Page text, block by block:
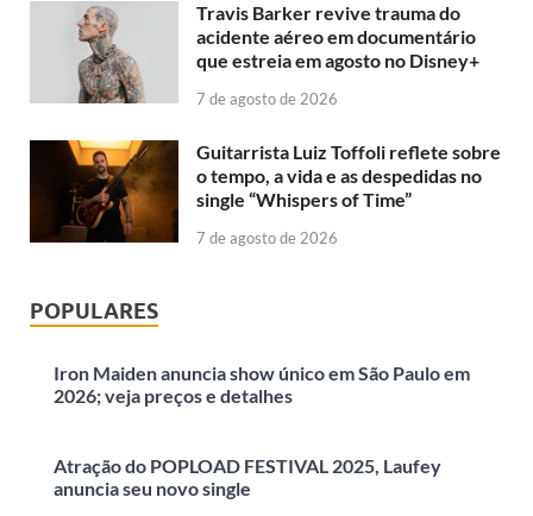
Travis Barker revive trauma do
acidente aéreo em documentário
que estreia em agosto no Disney+
7 de agosto de 2026
Guitarrista Luiz Toffoli reflete sobre
o tempo, a vida e as despedidas no
single “Whispers of Time”
7 de agosto de 2026
POPULARES
Iron Maiden anuncia show único em São Paulo em
2026; veja preços e detalhes
Atração do POPLOAD FESTIVAL 2025, Laufey
anuncia seu novo single